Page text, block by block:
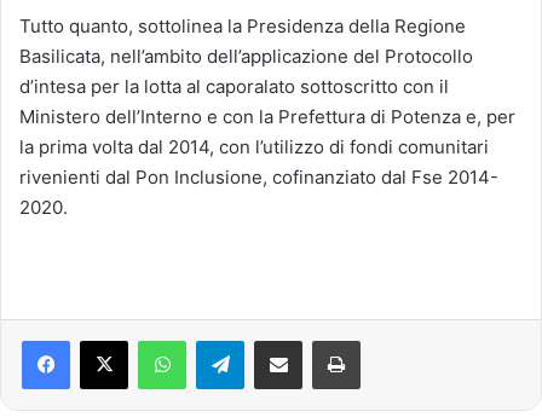
Tutto quanto, sottolinea la Presidenza della Regione
Basilicata, nell’ambito dell’applicazione del Protocollo
d’intesa per la lotta al caporalato sottoscritto con il
Ministero dell’Interno e con la Prefettura di Potenza e, per
la prima volta dal 2014, con l’utilizzo di fondi comunitari
rivenienti dal Pon Inclusione, cofinanziato dal Fse 2014-
2020.
Telegram